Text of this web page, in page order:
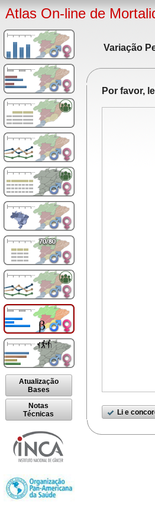
Atlas On-line de
Atualização
Bases
Notas
Técnicas
Variação
Por favor,
Li e